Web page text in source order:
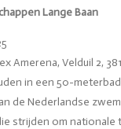
Lange Baan
Amerena, Velduil 2,
in een 50-
de Nederlandse
strijden om